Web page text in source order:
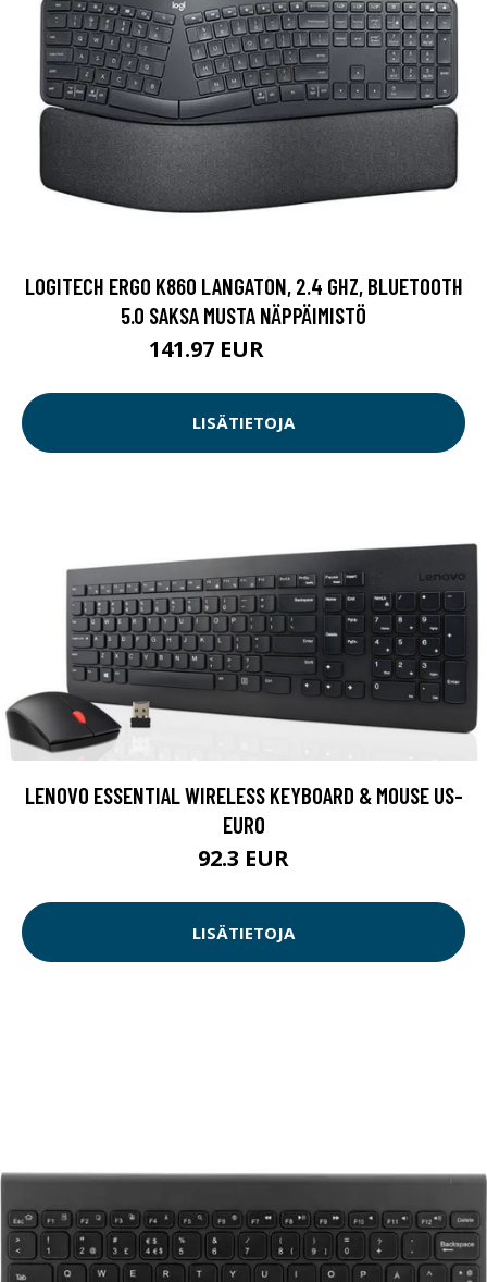
LOGITECH ERGO K860 LANGATON, 2.4 GHZ, BLUETOOTH
5.0 SAKSA MUSTA NÄPPÄIMISTÖ
141.97 EUR
LISÄTIETOJA
LENOVO ESSENTIAL WIRELESS KEYBOARD & MOUSE US-
EURO
92.3 EUR
LISÄTIETOJA